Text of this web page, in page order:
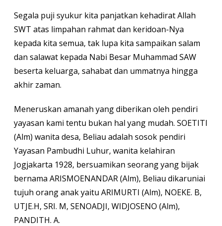
Segala puji syukur kita panjatkan kehadirat Allah
SWT atas limpahan rahmat dan keridoan-Nya
kepada kita semua, tak lupa kita sampaikan salam
dan salawat kepada Nabi Besar Muhammad SAW
beserta keluarga, sahabat dan ummatnya hingga
akhir zaman.
Meneruskan amanah yang diberikan oleh pendiri
yayasan kami tentu bukan hal yang mudah. SOETITI
(Alm) wanita desa, Beliau adalah sosok pendiri
Yayasan Pambudhi Luhur, wanita kelahiran
Jogjakarta 1928, bersuamikan seorang yang bijak
bernama ARISMOENANDAR (Alm), Beliau dikaruniai
tujuh orang anak yaitu ARIMURTI (Alm), NOEKE. B,
UTJE.H, SRI. M, SENOADJI, WIDJOSENO (Alm),
PANDITH. A.